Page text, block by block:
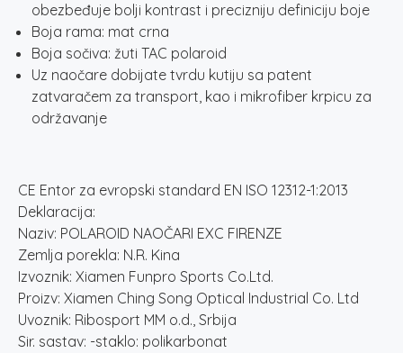
obezbeđuje bolji kontrast i precizniju definiciju boje
Boja rama: mat crna
Boja sočiva: žuti TAC polaroid
Uz naočare dobijate tvrdu kutiju sa patent
zatvaračem za transport, kao i mikrofiber krpicu za
održavanje
CE Entor za evropski standard EN ISO 12312-1:2013
Deklaracija:
Naziv: POLAROID NAOČARI EXC FIRENZE
Zemlja porekla: N.R. Kina
Izvoznik: Xiamen Funpro Sports Co.Ltd.
Proizv: Xiamen Ching Song Optical Industrial Co. Ltd
Uvoznik: Ribosport MM o.d., Srbija
Sir. sastav: -staklo: polikarbonat